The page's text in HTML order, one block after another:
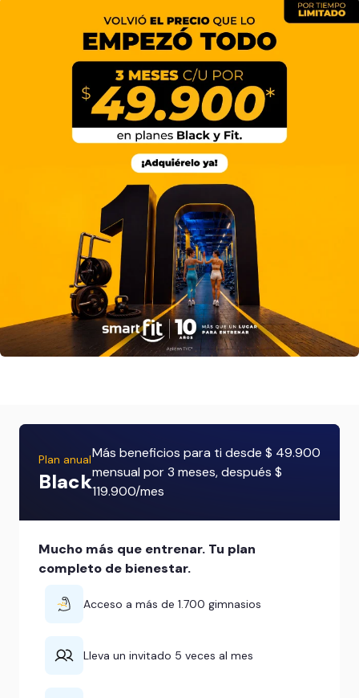
Plan anual
Black
Más beneficios para ti desde $ 49.900
mensual por 3 meses, después $
119.900/mes
Mucho más que entrenar. Tu plan
completo de bienestar.
Acceso a más de 1.700 gimnasios
Lleva un invitado 5 veces al mes